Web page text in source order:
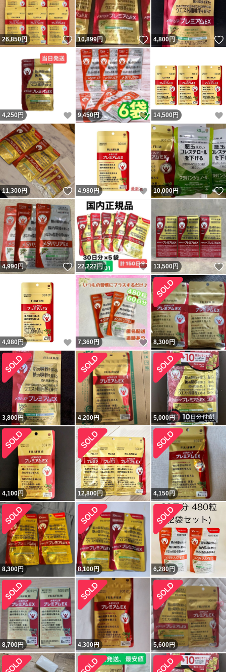
26,850円 いいね！
10,899円 いいね！
4,800円
4,250 円 いいね！
9,450円 いいね！
14,500 円
11,300円 いいね！
4,980 円 いいね！
10,000円
4,990円 いいね！
22,222円 いいね！
13,500円
4,980 円 いいね！
7,360円 いいね！
8,300円
3,800円 4,200円 5,000円
4,100円 12,800円 4,150円
8,300円 8,100円 6,280円
8,700円 4,300円 5,600円